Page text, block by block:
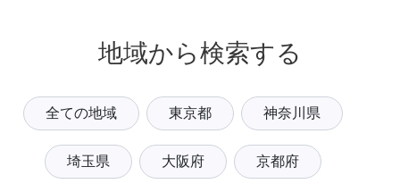
地域から検索する
全ての地域 東京都 神奈川県
埼玉県 大阪府 京都府